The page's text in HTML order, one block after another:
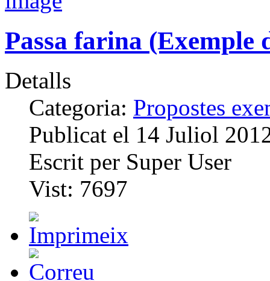
Passa farina (Exemple
Detalls
Categoria: Propostes
Publicat el 14 Juliol
Escrit per Super User
Vist: 7697